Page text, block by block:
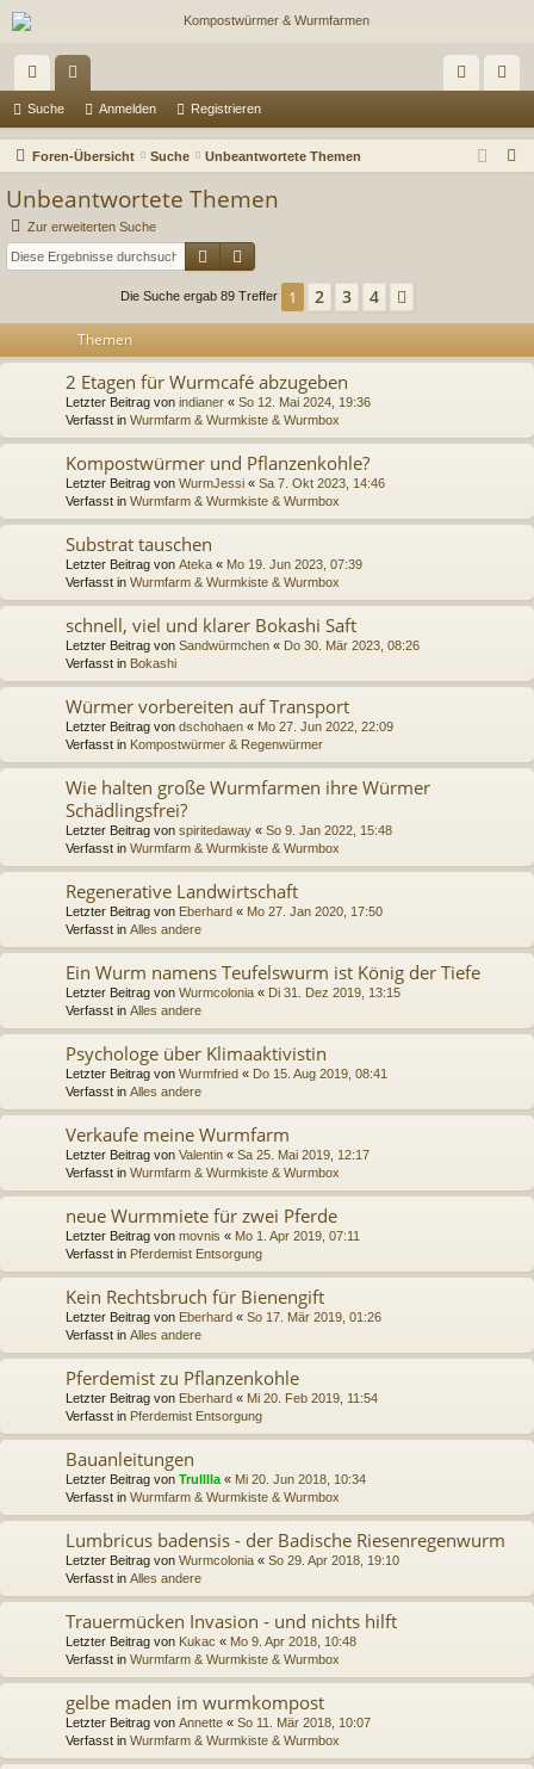
ch
ne
riff
en m ist
Suche Anmelden Registrieren
Foren-Übersicht Suche Unbeantwortete Themen
Unbeantwortete Themen
Zur erweiterten Suche
Suche
Die Suche ergab 89 Treffer 1 2 3 4
Themen
2 Etagen für Wurmcafé abzugeben
Letzter Beitrag von indianer « So 12. Mai 2024, 19:36
Verfasst in Wurmfarm & Wurmkiste & Wurmbox
Kompostwürmer und Pflanzenkohle?
Letzter Beitrag von WurmJessi « Sa 7. Okt 2023, 14:46
Verfasst in Wurmfarm & Wurmkiste & Wurmbox
Substrat tauschen
Letzter Beitrag von Ateka « Mo 19. Jun 2023, 07:39
Verfasst in Wurmfarm & Wurmkiste & Wurmbox
schnell, viel und klarer Bokashi Saft
Letzter Beitrag von Sandwürmchen « Do 30. Mär 2023, 08:26
Verfasst in Bokashi
Würmer vorbereiten auf Transport
Letzter Beitrag von dschohaen « Mo 27. Jun 2022, 22:09
Verfasst in Kompostwürmer & Regenwürmer
Wie halten große Wurmfarmen ihre Würmer
Schädlingsfrei?
Letzter Beitrag von spiritedaway « So 9. Jan 2022, 15:48
Verfasst in Wurmfarm & Wurmkiste & Wurmbox
Regenerative Landwirtschaft
Letzter Beitrag von Eberhard « Mo 27. Jan 2020, 17:50
Verfasst in Alles andere
Ein Wurm namens Teufelswurm ist König der Tiefe
Letzter Beitrag von Wurmcolonia « Di 31. Dez 2019, 13:15
Verfasst in Alles andere
Psychologe über Klimaaktivistin
Letzter Beitrag von Wurmfried « Do 15. Aug 2019, 08:41
Verfasst in Alles andere
Verkaufe meine Wurmfarm
Letzter Beitrag von Valentin « Sa 25. Mai 2019, 12:17
Verfasst in Wurmfarm & Wurmkiste & Wurmbox
neue Wurmmiete für zwei Pferde
Letzter Beitrag von movnis « Mo 1. Apr 2019, 07:11
Verfasst in Pferdemist Entsorgung
Kein Rechtsbruch für Bienengift
Letzter Beitrag von Eberhard « So 17. Mär 2019, 01:26
Verfasst in Alles andere
Pferdemist zu Pflanzenkohle
Letzter Beitrag von Eberhard « Mi 20. Feb 2019, 11:54
Verfasst in Pferdemist Entsorgung
Bauanleitungen
Letzter Beitrag von Trulllla « Mi 20. Jun 2018, 10:34
Verfasst in Wurmfarm & Wurmkiste & Wurmbox
Lumbricus badensis - der Badische Riesenregenwurm
Letzter Beitrag von Wurmcolonia « So 29. Apr 2018, 19:10
Verfasst in Alles andere
Trauermücken Invasion - und nichts hilft
Letzter Beitrag von Kukac « Mo 9. Apr 2018, 10:48
Verfasst in Wurmfarm & Wurmkiste & Wurmbox
gelbe maden im wurmkompost
Letzter Beitrag von Annette « So 11. Mär 2018, 10:07
Verfasst in Wurmfarm & Wurmkiste & Wurmbox